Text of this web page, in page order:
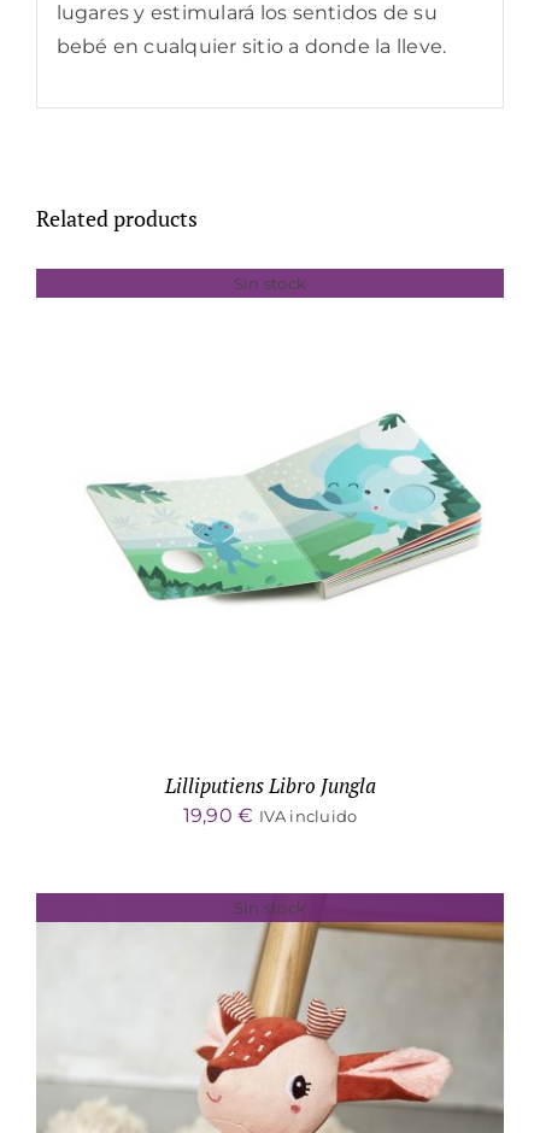
lugares y estimulará los sentidos de su
bebé en cualquier sitio a donde la lleve.
Related products
Sin stock
DETALLES
Lilliputiens Libro Jungla
19,90€ IVA incluido
Sin stock